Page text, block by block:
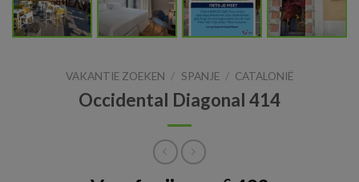
VAKANTIE ZOEKEN / SPANJE / CATALONIË
Occidental Diagonal 414